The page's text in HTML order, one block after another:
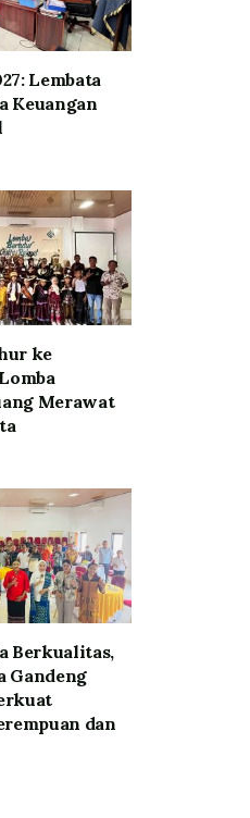
Lembata
Keuangan
ke
Merawat
Berkualitas,
Gandeng
dan